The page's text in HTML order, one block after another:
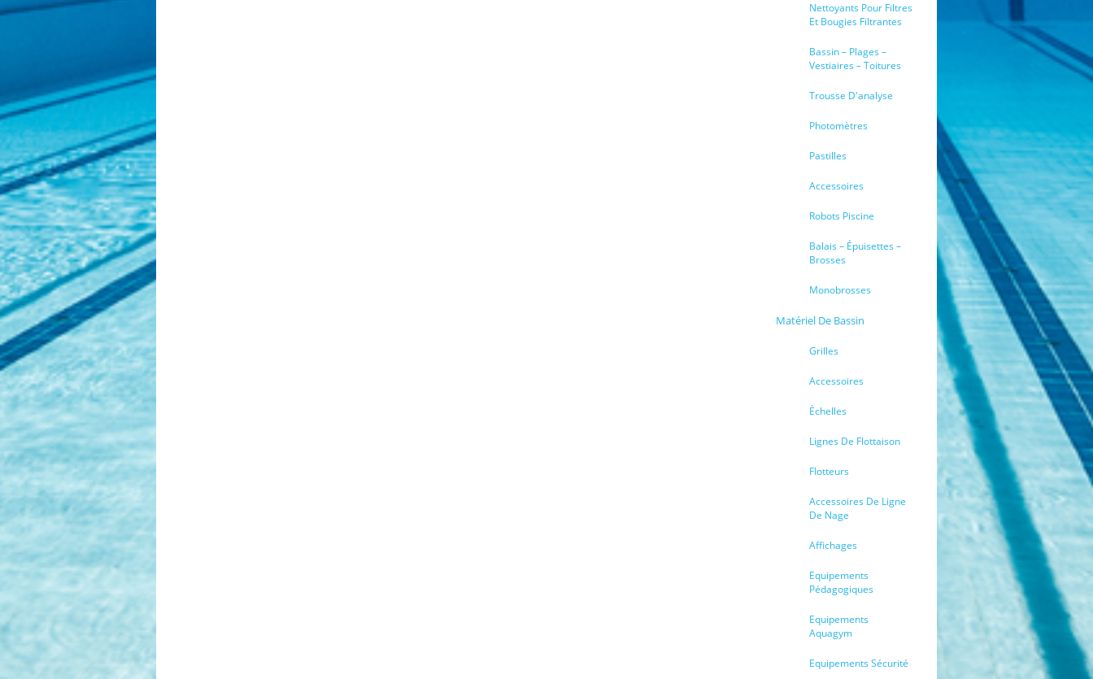
Nettoyants Pour Filtres
Et Bougies Filtrantes
Bassin – Plages –
Vestiaires – Toitures
Trousse D'analyse
Photomètres
Pastilles
Accessoires
Robots Piscine
Balais – Épuisettes –
Brosses
Monobrosses
Matériel De Bassin
Grilles
Accessoires
Échelles
Lignes De Flottaison
Flotteurs
Accessoires De Ligne
De Nage
Affichages
Equipements
Pédagogiques
Equipements
Aquagym
Equipements Sécurité